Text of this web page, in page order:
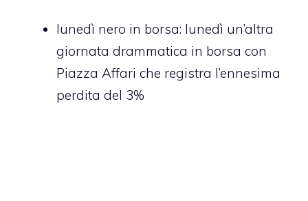
lunedì nero in borsa: lunedì un’altra
giornata drammatica in borsa con
Piazza Affari che registra l’ennesima
perdita del 3%